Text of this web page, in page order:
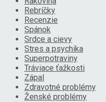
Rebríčky
Recenzie
Spánok
Srdce a cievy
Stres a psychika
Superpotraviny
Tráviace ťažkosti
Zápal
Zdravotné problémy
Ženské problémy